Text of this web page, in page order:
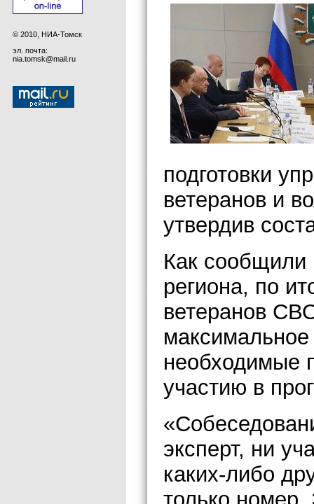
© 2010, НИА-Томск
эл. почта:
nia.tomsk@mail.ru
подготовки
ветеранов и
утвердив
Как
региона, по
ветеранов
необходимые
участию в
эксперт, ни
каких-либо